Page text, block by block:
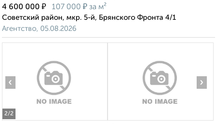
4 600 000 ₽ 107 000 ₽ за м²
Советский район, мкр. 5-й, Брянского Фронта 4/1
Агентство, 05.08.2026
2/2
‹ ›